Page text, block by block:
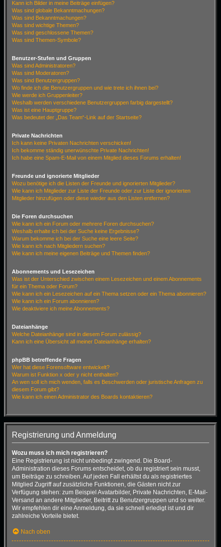
Kann ich Bilder in meine Beiträge einfügen?
Was sind globale Bekanntmachungen?
Was sind Bekanntmachungen?
Was sind wichtige Themen?
Was sind geschlossene Themen?
Was sind Themen-Symbole?
Benutzer-Stufen und Gruppen
Was sind Administratoren?
Was sind Moderatoren?
Was sind Benutzergruppen?
Wo finde ich die Benutzergruppen und wie trete ich ihnen bei?
Wie werde ich Gruppenleiter?
Weshalb werden verschiedene Benutzergruppen farbig dargestellt?
Was ist eine Hauptgruppe?
Was bedeutet der „Das Team“-Link auf der Startseite?
Private Nachrichten
Ich kann keine Privaten Nachrichten verschicken!
Ich bekomme ständig unerwünschte Private Nachrichten!
Ich habe eine Spam-E-Mail von einem Mitglied dieses Forums erhalten!
Freunde und ignorierte Mitglieder
Wozu benötige ich die Listen der Freunde und ignorierten Mitglieder?
Wie kann ich Mitglieder zur Liste der Freunde oder zur Liste der ignorierten
Mitglieder hinzufügen oder diese wieder aus den Listen entfernen?
Die Foren durchsuchen
Wie kann ich ein Forum oder mehrere Foren durchsuchen?
Weshalb erhalte ich bei der Suche keine Ergebnisse?
Warum bekomme ich bei der Suche eine leere Seite?
Wie kann ich nach Mitgliedern suchen?
Wie kann ich meine eigenen Beiträge und Themen finden?
Abonnements und Lesezeichen
Was ist der Unterschied zwischen einem Lesezeichen und einem Abonnements
für ein Thema oder Forum?
Wie kann ich ein Lesezeichen auf ein Thema setzen oder ein Thema abonnieren?
Wie kann ich ein Forum abonnieren?
Wie deaktiviere ich meine Abonnements?
Dateianhänge
Welche Dateianhänge sind in diesem Forum zulässig?
Kann ich eine Übersicht all meiner Dateianhänge erhalten?
phpBB betreffende Fragen
Wer hat diese Forensoftware entwickelt?
Warum ist Funktion x oder y nicht enthalten?
An wen soll ich mich wenden, falls es Beschwerden oder juristische Anfragen zu
diesem Forum gibt?
Wie kann ich einen Administrator des Boards kontaktieren?
Registrierung und Anmeldung
Wozu muss ich mich registrieren?
Eine Registrierung ist nicht unbedingt zwingend. Die Board-
Administration dieses Forums entscheidet, ob du registriert sein musst,
um Beiträge zu schreiben. Auf jeden Fall erhältst du als registriertes
Mitglied Zugriff auf zusätzliche Funktionen, die Gästen nicht zur
Verfügung stehen: zum Beispiel Avatarbilder, Private Nachrichten, E-Mail-
Versand an andere Mitglieder, Beitritt zu Benutzergruppen und so weiter.
Wir empfehlen dir eine Anmeldung, da sie schnell erledigt ist und dir
zahlreiche Vorteile bietet.
Nach oben